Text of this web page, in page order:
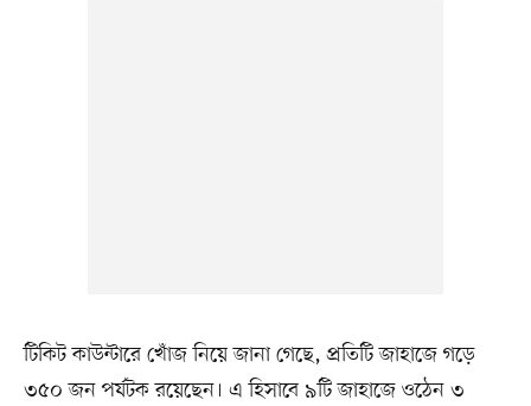
টিকিট কাউন্টারে খোঁজ নিয়ে জানা গেছে, প্রতিটি জাহাজে গড়ে
৩৫০ জন পর্যটক রয়েছেন। এ হিসাবে ৯টি জাহাজে ওঠেন ৩